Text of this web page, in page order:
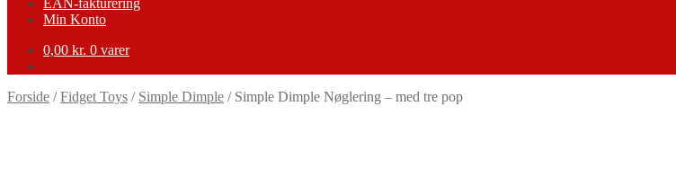
Min Konto
0,00 kr. 0 varer
Forside /Fidget Toys / Simple Dimple / Simple Dimple Nøglering – med tre pop
-50%